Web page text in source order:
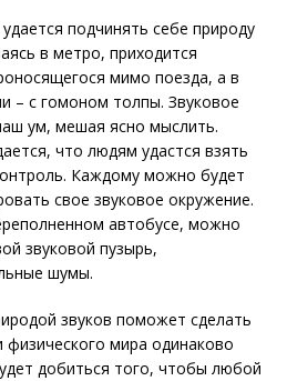
подчинять себе природу
в метро, приходится
мимо поезда, а в
– с гомоном толпы. Звуковое
ум, мешая ясно мыслить.
что людям удастся взять
Каждому можно будет
свое звуковое окружение.
автобусе, можно
звуковой пузырь,
шумы.
звуков поможет сделать
мира одинаково
добиться того, чтобы любой